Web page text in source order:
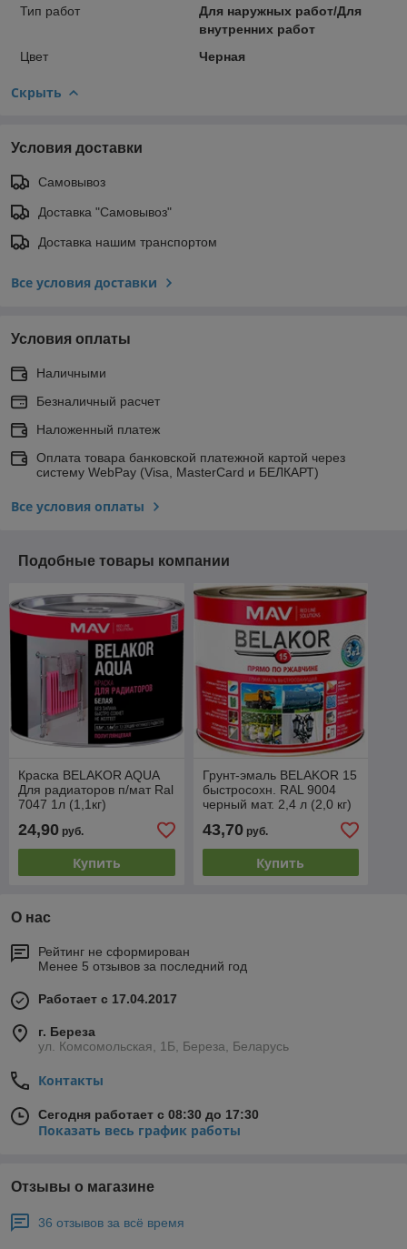
Тип работ
Для наружных работ/Для
внутренних работ
Цвет
Черная
Скрыть
Условия доставки
Самовывоз
Доставка "Самовывоз"
Доставка нашим транспортом
Все условия доставки
Условия оплаты
Наличными
Безналичный расчет
Наложенный платеж
Оплата товара банковской платежной картой через
систему WebPay (Visa, MasterCard и БЕЛКАРТ)
Все условия оплаты
Подобные товары компании
Краска BELAKOR AQUA
Для радиаторов п/мат Ral
7047 1л (1,1кг)
24,90 руб.
Купить
Грунт-эмаль BELAKOR 15
быстросохн. RAL 9004
черный мат. 2,4 л (2,0 кг)
43,70руб.
Купить
О нас
Рейтинг не сформирован
Менее 5 отзывов за последний год
Работает с 17.04.2017
г. Береза
ул. Комсомольская, 1Б, Береза, Беларусь
Контакты
Сегодня работает с 08:30 до 17:30
Показать весь график работы
Отзывы о магазине
36 отзывов за всё время